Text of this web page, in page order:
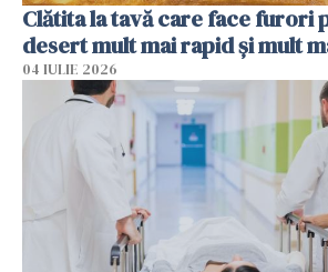
Clătita la tavă care face furori
desert mult mai rapid și mult
04 IULIE 2026